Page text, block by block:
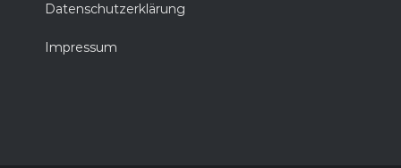
Datenschutzerklärung
Impressum